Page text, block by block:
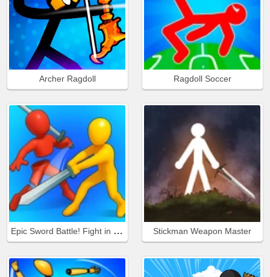
Archer Ragdoll Ragdoll Soccer
Epic Sword Battle! Fight in the Ragdoll Arena Stickman Weapon Master